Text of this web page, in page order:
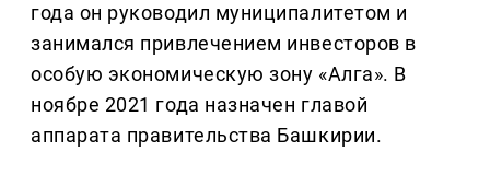
года он руководил муниципалитетом и
занимался привлечением инвесторов в
особую экономическую зону «Алга». В
ноябре 2021 года назначен главой
аппарата правительства Башкирии.